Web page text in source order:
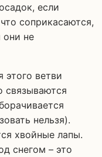
если
соприкасаются,
они не
ветви
связываются
нельзя).
хвойные лапы.
снегом – это